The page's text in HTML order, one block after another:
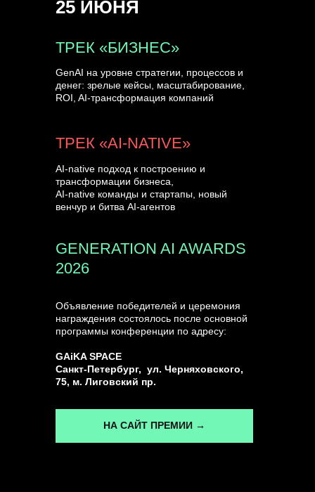
Объявление победителей и церемония
награждения состоялось после основной
программы конференции по адресу:
GAiKA SPACE
Санкт-Петербург, ул. Черняховского,
75, м. Лиговский пр.
ТРЕК «БИЗНЕС»
GENERATION AI AWARDS
2026
GenAI на уровне стратегии, процессов и
денег: зрелые кейсы, масштабирование,
ROI, AI-трансформация компаний
AI-native подход к построению и
трансформации бизнеса,
AI-native команды и стартапы, новый
венчур и битва AI-агентов
ТРЕК «AI-NATIVE»
25 ИЮНЯ
НА САЙТ ПРЕМИИ →
УЗНАТЬ БОЛЬШЕ
ГЕНЕРАЛЬНЫЙ ИНФОПАРТНЕР
CONVERSATIONS